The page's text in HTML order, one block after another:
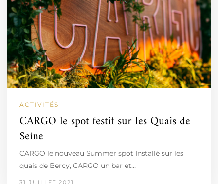
ACTIVITÉS
CARGO le spot festif sur les Quais de
Seine
CARGO le nouveau Summer spot Installé sur les
quais de Bercy, CARGO ­­­­­­­un bar et…
31 JUILLET 2021